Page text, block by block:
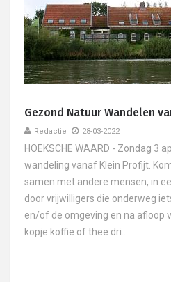
Gezond Natuur Wandelen
Redactie 28-03-2022
HOEKSCHE WAARD - Zondag 3
wandeling vanaf Klein Profijt.
samen met andere mensen, in
door vrijwilligers die onderweg
en/of de omgeving en na afloop
kopje koffie of thee dri....